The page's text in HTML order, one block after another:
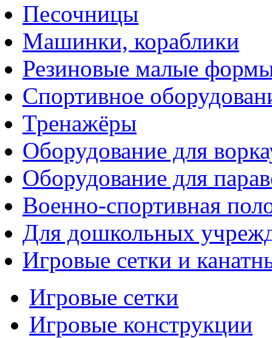
Песочницы
Машинки, кораблики
Резиновые малые
Спортивное
Тренажёры
Оборудование для
Оборудование для
Военно-спортивная
Для дошкольных
Игровые сетки и
Игровые сетки
Игровые конструкции